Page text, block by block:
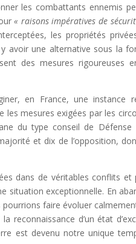
les combattants ennemis
« raisons impératives de
les propriétés
avoir une alternative sous la
des mesures rigoureuses
en France, une instance
mesures exigées par les
du type conseil de Défense
et dix de l’opposition,
dans de véritables conflits
situation exceptionnelle. En
pourrions faire évoluer
reconnaissance d’un état
est devenu notre unique